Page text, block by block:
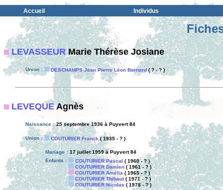
Accueil Individus
LEVASSEURMarie Thérèse Josiane
Union : DESCHAMPS Jean Pierre Léon Bernard( ? - ? )
LEVEQUEAgnès
Naissance : 25 septembre 1936 à Puyvert 84
Union : COUTURIER Franck( 1935 - ? )
Mariage : 17 juillet 1959 à Puyvert 84
Enfants :
COUTURIER Pascal ( 1960 - ? )
COUTURIER Damien ( 1961 - ? )
COUTURIER Amélia ( 1965 - ? )
COUTURIER Thibaut( 1971 - ? )
COUTURIER Nicolas ( 1978 - ? )